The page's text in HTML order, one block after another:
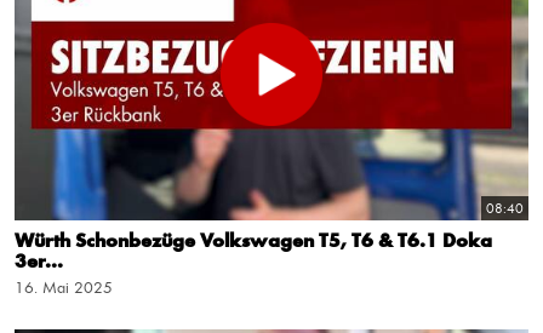
08:40
Würth Schonbezüge Volkswagen T5, T6 & T6.1 Doka
3er...
16. Mai 2025